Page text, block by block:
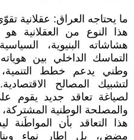
ما يحتاجه العراق: عقلانية
هذا النوع من العقلانية هو
هشاشاته البنيوية،
التماسك الداخلي بين
وطني يدعم خطط التنمية،
لتشبيك المصالح
لصياغة تعاقد جديد يقوم على
والمصلحة الوطنية
هذا التعاقد بأن
مضض، بل إطار نماء